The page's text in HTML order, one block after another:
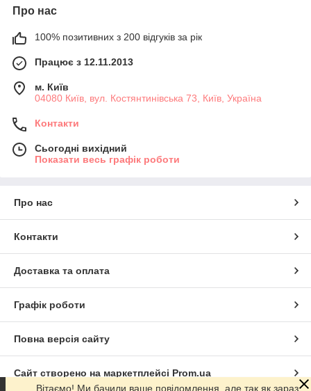
Про нас
100% позитивних з 200 відгуків за рік
Працює з 12.11.2013
м. Київ
04080 Київ, вул. Костянтинівська 73, Київ, Україна
Контакти
Сьогодні вихідний
Показати весь графік роботи
Про нас
Контакти
Доставка та оплата
Графік роботи
Повна версія сайту
Сайт створено на маркетплейсі Prom.ua
Вітаємо! Ми бачили ваше повідомлення, але так як зараз